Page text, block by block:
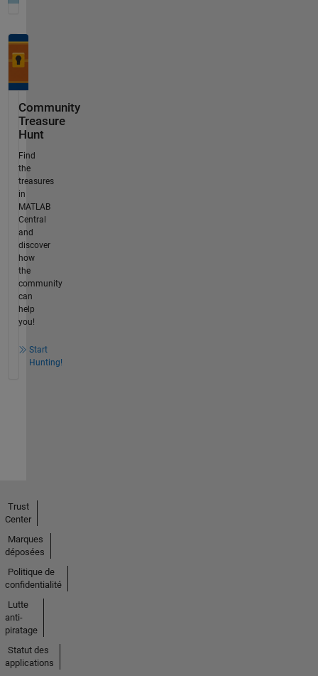
Community
Treasure
Hunt
Find
the
treasures
in
MATLAB
Central
and
discover
how
the
community
can
help
you!
Start
Hunting!
Trust
Center
Marques
déposées
Politique de
confidentialité
Lutte
anti-
piratage
Statut des
applications